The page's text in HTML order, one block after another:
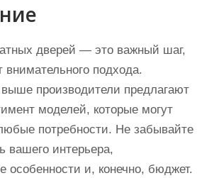
дверей — это важный шаг,
внимательного подхода.
производители предлагают
моделей, которые могут
потребности. Не забывайте
вашего интерьера,
особенности и, конечно, бюджет.